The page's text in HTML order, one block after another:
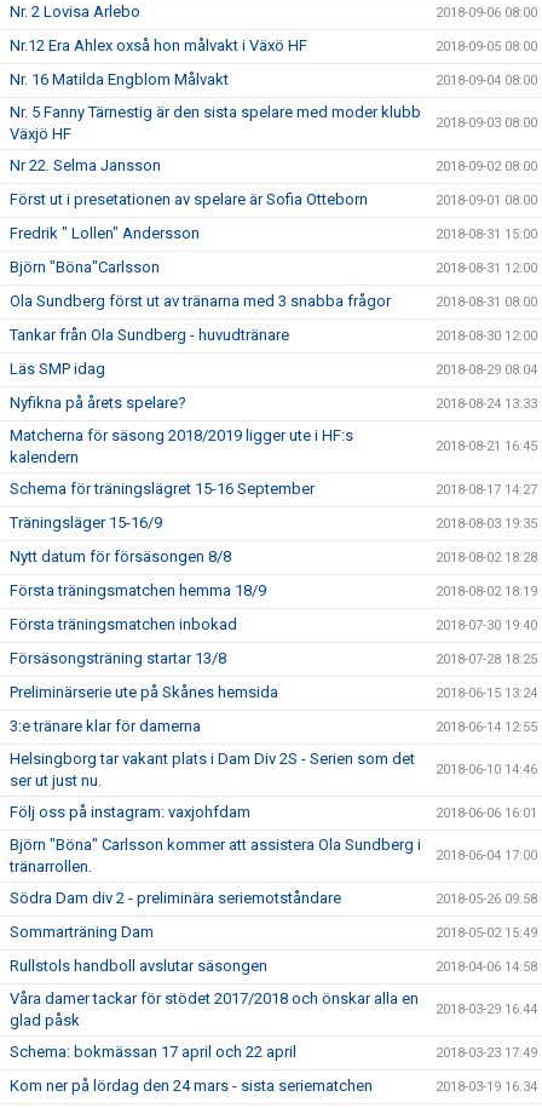
Nr. 2 Lovisa Arlebo 2018-09-06 08:00
Nr.12 Era Ahlex oxså hon målvakt i Växö HF 2018-09-05 08:00
Nr. 16 Matilda Engblom Målvakt 2018-09-04 08:00
Nr. 5 Fanny Tärnestig är den sista spelare med moder klubb
Växjö HF
2018-09-03 08:00
Nr 22. Selma Jansson 2018-09-02 08:00
Först ut i presetationen av spelare är Sofia Otteborn 2018-09-01 08:00
Fredrik " Lollen" Andersson 2018-08-31 15:00
Björn "Böna"Carlsson 2018-08-31 12:00
Ola Sundberg först ut av tränarna med 3 snabba frågor 2018-08-31 08:00
Tankar från Ola Sundberg - huvudtränare 2018-08-30 12:00
Läs SMP idag 2018-08-29 08:04
Nyfikna på årets spelare? 2018-08-24 13:33
Matcherna för säsong 2018/2019 ligger ute i HF:s
kalendern
2018-08-21 16:45
Schema för träningslägret 15-16 September 2018-08-17 14:27
Träningsläger 15-16/9 2018-08-03 19:35
Nytt datum för försäsongen 8/8 2018-08-02 18:28
Första träningsmatchen hemma 18/9 2018-08-02 18:19
Första träningsmatchen inbokad 2018-07-30 19:40
Försäsongsträning startar 13/8 2018-07-28 18:25
Preliminärserie ute på Skånes hemsida 2018-06-15 13:24
3:e tränare klar för damerna 2018-06-14 12:55
Helsingborg tar vakant plats i Dam Div 2S - Serien som det
ser ut just nu.
2018-06-10 14:46
Följ oss på instagram: vaxjohfdam 2018-06-06 16:01
Björn "Böna" Carlsson kommer att assistera Ola Sundberg i
tränarrollen.
2018-06-04 17:00
Södra Dam div 2 - preliminära seriemotståndare 2018-05-26 09:58
Sommarträning Dam 2018-05-02 15:49
Rullstols handboll avslutar säsongen 2018-04-06 14:58
Våra damer tackar för stödet 2017/2018 och önskar alla en
glad påsk
2018-03-29 16:44
Schema: bokmässan 17 april och 22 april 2018-03-23 17:49
Kom ner på lördag den 24 mars - sista seriematchen 2018-03-19 16:34